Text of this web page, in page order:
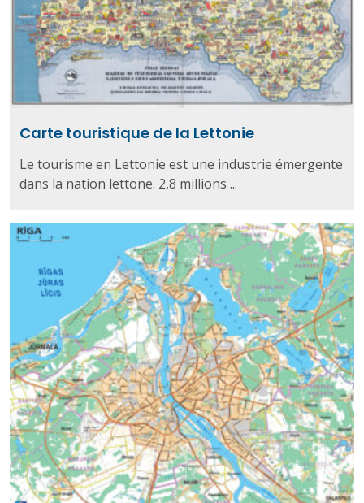
Carte touristique de la Lettonie
Le tourisme en Lettonie est une industrie émergente
dans la nation lettone. 2,8 millions ...